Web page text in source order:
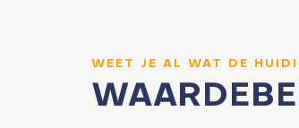
WEET JE AL WAT DE